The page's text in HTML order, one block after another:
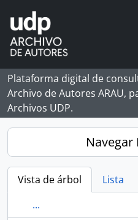
Skip to main content
Plataforma digital de
Archivo de Autores ARAU,
Archivos UDP.
Navegar
Vista de árbol Lista
...